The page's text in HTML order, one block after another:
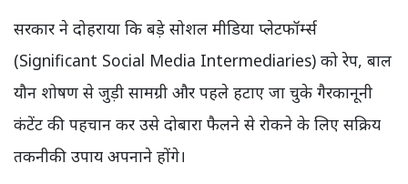
सरकार ने दोहराया कि बड़े सोशल मीडिया प्लेटफॉर्म्स
(Significant Social Media Intermediaries) को रेप, बाल
यौन शोषण से जुड़ी सामग्री और पहले हटाए जा चुके गैरकानूनी
कंटेंट की पहचान कर उसे दोबारा फैलने से रोकने के लिए सक्रिय
तकनीकी उपाय अपनाने होंगे।